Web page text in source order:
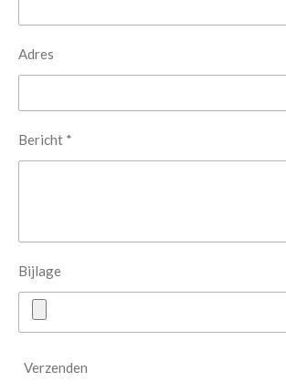
Adres
Bericht *
Bijlage
Verzenden